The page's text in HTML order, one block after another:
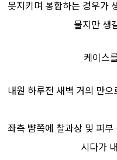
못지키며 봉합하는 경우가
물지만 생
케이스
내원 하루전 새벽 거의 만
좌측 뺨쪽에 찰과상 및 피
시다가